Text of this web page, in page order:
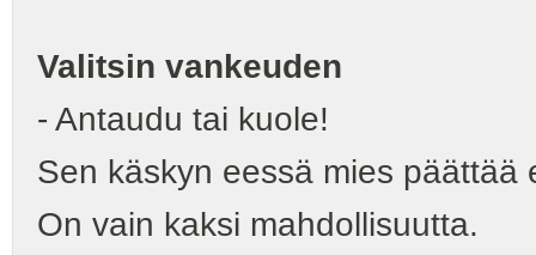
Valitsin vankeuden
- Antaudu tai kuole!
Sen käskyn eessä mies päättää
On vain kaksi mahdollisuutta.